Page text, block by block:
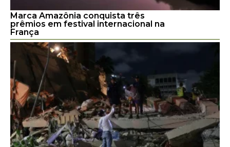
Marca Amazônia conquista três
prêmios em festival internacional na
França